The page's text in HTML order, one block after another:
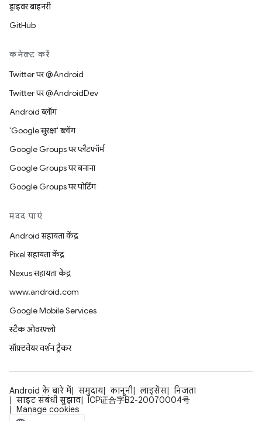
ड्राइवर बाइनरी
GitHub
कनेक्ट करें
Twitter पर @Android
Twitter पर @AndroidDev
Android ब्लॉग
'Google सुरक्षा' ब्लॉग
Google Groups पर प्लैटफ़ॉर्म
Google Groups पर बनाना
Google Groups पर पोर्टिंग
मदद पाएं
Android सहायता केंद्र
Pixel सहायता केंद्र
Nexus सहायता केंद्र
www.android.com
Google Mobile Services
स्टैक ओवरफ़्लो
सॉफ़्टवेयर वर्शन ट्रैकर
Android के बारे में समुदाय कानूनी लाइसेंस
निजता
साइट संबंधी सुझाव
ICP证合字B2-20070004号
Manage cookies